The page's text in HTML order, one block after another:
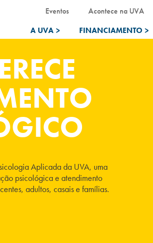
A UVA > FINANCIAMENTO >
Eventos Acontece na UVA
Aplicada da UVA, uma
psicológica e atendimento
adultos, casais e famílias.